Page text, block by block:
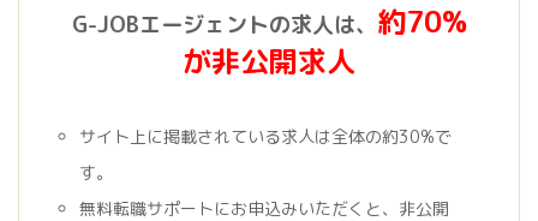
G-JOBエージェントの求人は、 約70%
が非公開求人
サイト上に掲載されている求人は全体の約30%で
す。
無料転職サポートにお申込みいただくと、非公開